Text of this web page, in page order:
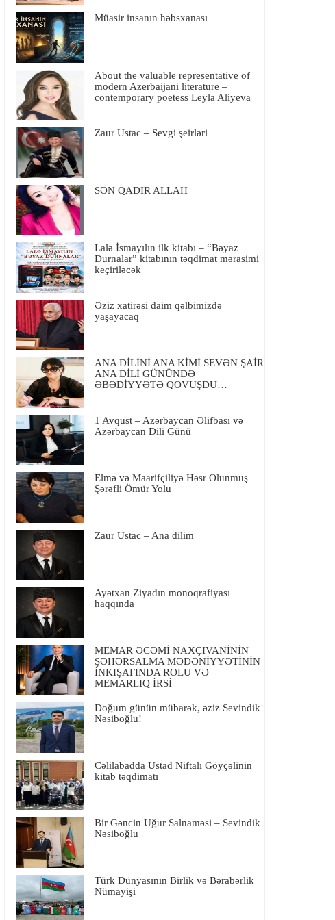
Müasir insanın həbsxanası
About the valuable representative of
modern Azerbaijani literature –
contemporary poetess Leyla Aliyeva
Zaur Ustac – Sevgi şeirləri
SƏN QADIR ALLAH
Lalə İsmayılın ilk kitabı – “Bəyaz
Durnalar” kitabının təqdimat mərasimi
keçiriləcək
Əziz xatirəsi daim qəlbimizdə
yaşayacaq
ANA DİLİNİ ANA KİMİ SEVƏN ŞAİR
ANA DİLİ GÜNÜNDƏ
ƏBƏDİYYƏTƏ QOVUŞDU…
1 Avqust – Azərbaycan Əlifbası və
Azərbaycan Dili Günü
Elmə və Maarifçiliyə Həsr Olunmuş
Şərəfli Ömür Yolu
Zaur Ustac – Ana dilim
Ayətxan Ziyadın monoqrafiyası
haqqında
MEMAR ƏCƏMİ NAXÇIVANİNİN
ŞƏHƏRSALMA MƏDƏNİYYƏTİNİN
İNKIŞAFINDA ROLU VƏ
MEMARLIQ İRSİ
Doğum günün mübarək, əziz Sevindik
Nəsiboğlu!
Cəlilabadda Ustad Niftalı Göyçəlinin
kitab təqdimatı
Bir Gəncin Uğur Salnaməsi – Sevindik
Nəsiboğlu
Türk Dünyasının Birlik və Bərabərlik
Nümayişi